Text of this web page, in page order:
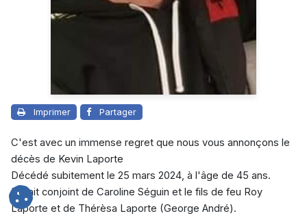
Imprimer Partager
C'est avec un immense regret que nous vous annonçons le
décès de Kevin Laporte
Décédé subitement le 25 mars 2024, à l'âge de 45 ans.
Il était conjoint de Caroline Séguin et le fils de feu Roy
Laporte et de Thérèsa Laporte (George André).